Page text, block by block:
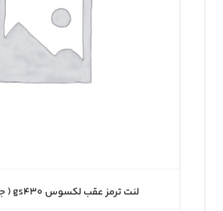
لنت ترمز عقب لکسوس gs۴۳۰ ( جی اس ۴۳۰ )